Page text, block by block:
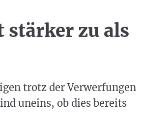
zu als
trotz der Verwerfungen
uneins, ob dies bereits